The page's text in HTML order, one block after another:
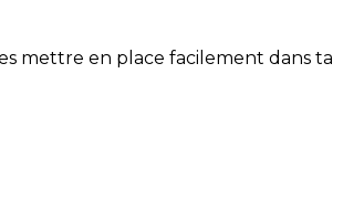
mettre en place facilement dans ta